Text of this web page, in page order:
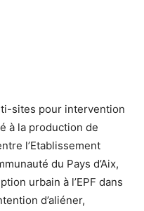
sites pour intervention
à la production de
l’Etablissement
du Pays d’Aix,
urbain à l’EPF dans
d’aliéner,